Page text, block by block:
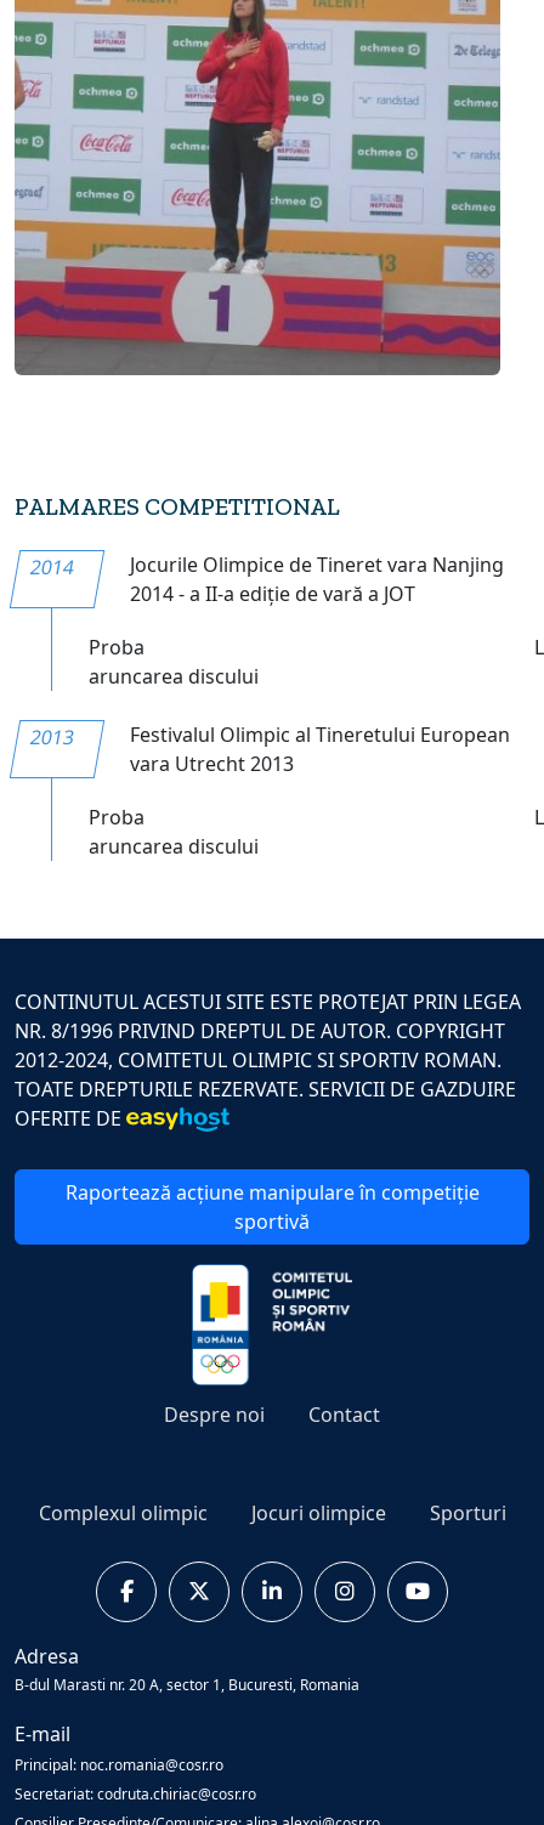
PALMARES COMPETITIONAL
2014
Jocurile Olimpice de Tineret vara Nanjing
2014 - a II-a ediție de vară a JOT
Proba
aruncarea discului
2013
Festivalul Olimpic al Tineretului European
vara Utrecht 2013
Proba
aruncarea discului
CONTINUTUL ACESTUI SITE ESTE PROTEJAT PRIN LEGEA
NR. 8/1996 PRIVIND DREPTUL DE AUTOR. COPYRIGHT
2012-2024, COMITETUL OLIMPIC SI SPORTIV ROMAN.
TOATE DREPTURILE REZERVATE. SERVICII DE GAZDUIRE
OFERITE DE
Raportează acțiune manipulare în competiție
sportivă
Despre noi Contact
Complexul olimpic Jocuri olimpice Sporturi
Adresa
B-dul Marasti nr. 20 A, sector 1, Bucuresti, Romania
E-mail
Principal: noc.romania@cosr.ro
Secretariat: codruta.chiriac@cosr.ro